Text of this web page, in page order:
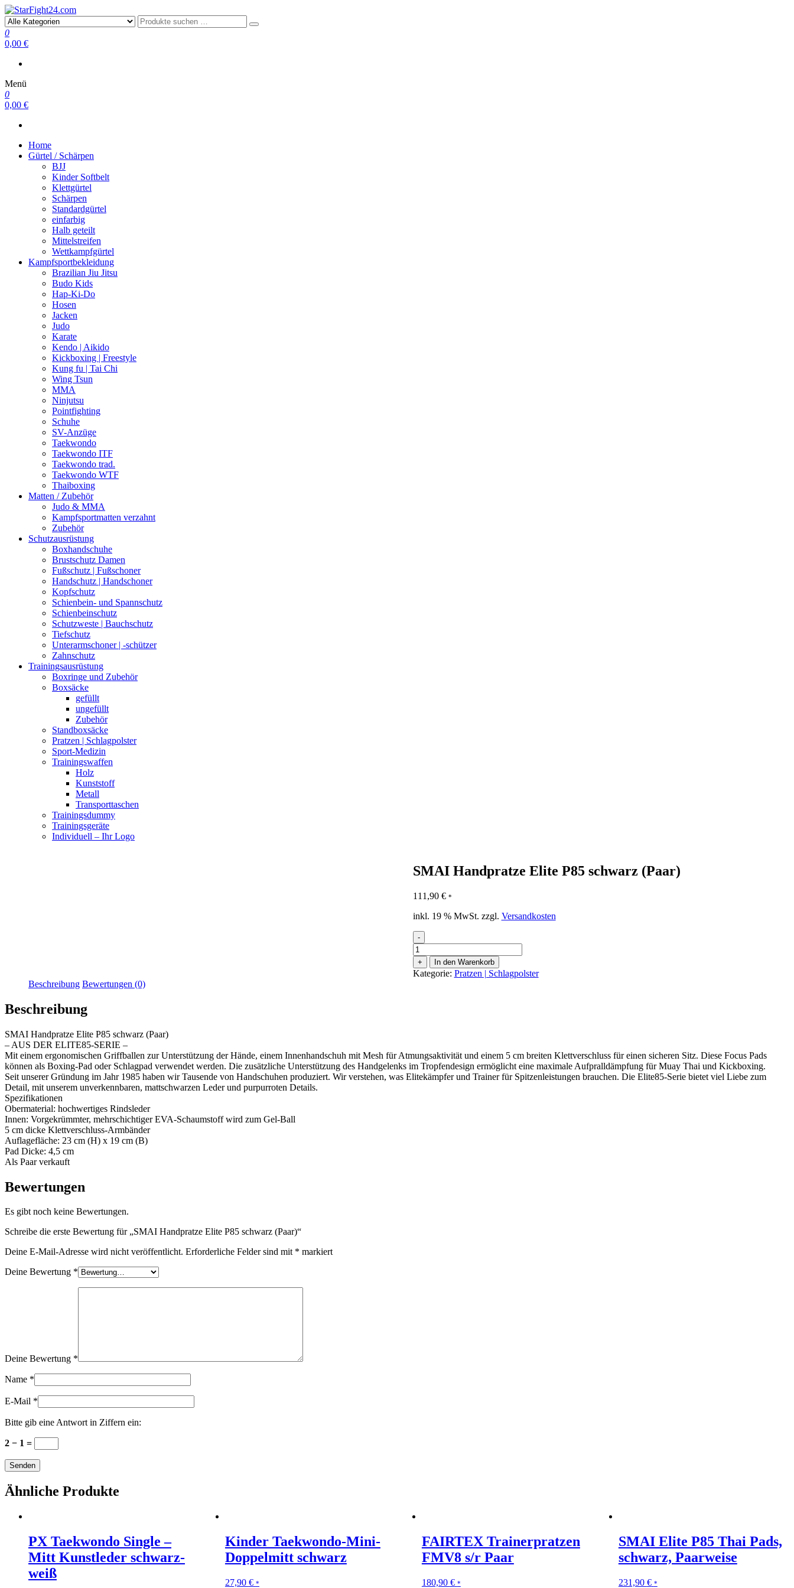
StarFight24.com
Kampfsportartikel
0
0,00 €
Menü
0
0,00 €
Home
Gürtel / Schärpen
BJJ
Kinder Softbelt
Klettgürtel
Schärpen
Standardgürtel
einfarbig
Halb geteilt
Mittelstreifen
Wettkampfgürtel
Kampfsportbekleidung
Brazilian Jiu Jitsu
Budo Kids
Hap-Ki-Do
Hosen
Jacken
Judo
Karate
Kendo | Aikido
Kickboxing | Freestyle
Kung fu | Tai Chi
Wing Tsun
MMA
Ninjutsu
Pointfighting
Schuhe
SV-Anzüge
Taekwondo
Taekwondo ITF
Taekwondo trad.
Taekwondo WTF
Thaiboxing
Matten / Zubehör
Judo & MMA
Kampfsportmatten verzahnt
Zubehör
Schutzausrüstung
Boxhandschuhe
Brustschutz Damen
Fußschutz | Fußschoner
Handschutz | Handschoner
Kopfschutz
Schienbein- und Spannschutz
Schienbeinschutz
Schutzweste | Bauchschutz
Tiefschutz
Unterarmschoner | -schützer
Zahnschutz
Trainingsausrüstung
Boxringe und Zubehör
Boxsäcke
gefüllt
ungefüllt
Zubehör
Standboxsäcke
Pratzen | Schlagpolster
Sport-Medizin
Trainingswaffen
Holz
Kunststoff
Metall
Transporttaschen
Trainingsdummy
Trainingsgeräte
Individuell – Ihr Logo
SMAI Handpratze Elite P85 schwarz (Paar)
111,90 € *
inkl. 19 % MwSt. zzgl. Versandkosten
-
SMAI
Handpratze
Elite
P85
+ In den Warenkorb
Kategorie: Pratzen | Schlagpolster
Beschreibung Bewertungen (0)
Beschreibung
SMAI Handpratze Elite P85 schwarz (Paar)
– AUS DER ELITE85-SERIE –
Mit einem ergonomischen Griffballen zur Unterstützung der Hände, einem Innenhandschuh mit Mesh für Atmungsaktivität und einem 5 cm breiten Klettverschluss für einen sicheren Sitz. Diese Focus Pads
können als Boxing-Pad oder Schlagpad verwendet werden. Die zusätzliche Unterstützung des Handgelenks im Tropfendesign ermöglicht eine maximale Aufpralldämpfung für Muay Thai und Kickboxing.
Seit unserer Gründung im Jahr 1985 haben wir Tausende von Handschuhen produziert. Wir verstehen, was Elitekämpfer und Trainer für Spitzenleistungen brauchen. Die Elite85-Serie bietet viel Liebe zum
Detail, mit unserem unverkennbaren, mattschwarzen Leder und purpurroten Details.
Spezifikationen
Obermaterial: hochwertiges Rindsleder
Innen: Vorgekrümmter, mehrschichtiger EVA-Schaumstoff wird zum Gel-Ball
5 cm dicke Klettverschluss-Armbänder
Auflagefläche: 23 cm (H) x 19 cm (B)
Pad Dicke: 4,5 cm
Als Paar verkauft
Bewertungen
Es gibt noch keine Bewertungen.
Schreibe die erste Bewertung für „SMAI Handpratze Elite P85 schwarz (Paar)“
Deine E-Mail-Adresse wird nicht veröffentlicht. Erforderliche Felder sind mit * markiert
Deine Bewertung *
Deine Bewertung *
Name *
E-Mail *
Bitte gib eine Antwort in Ziffern ein:
2 − 1 =
Ähnliche Produkte
PX Taekwondo Single –
Mitt Kunstleder schwarz-
weiß
Kinder Taekwondo-Mini-
Doppelmitt schwarz
27,90 € *
FAIRTEX Trainerpratzen
FMV8 s/r Paar
180,90 € *
SMAI Elite P85 Thai Pads,
schwarz, Paarweise
231,90 € *